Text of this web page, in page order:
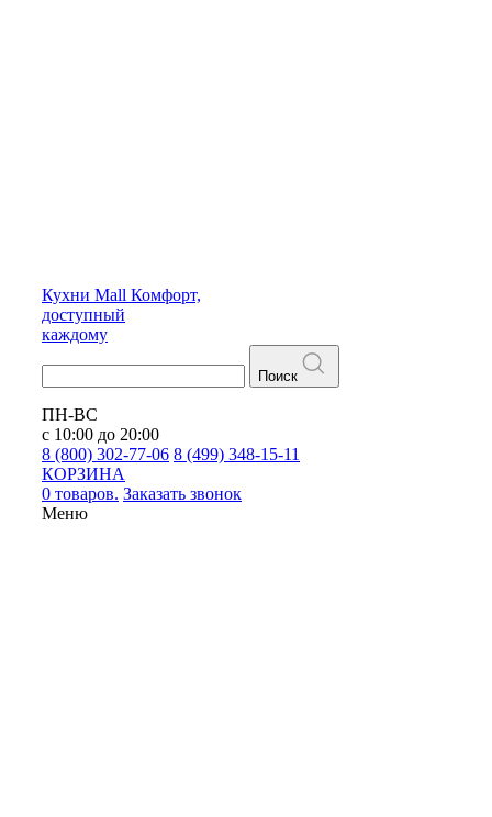
Кухни Mall Комфорт,
доступный
каждому
Поиск
ПН-ВС
с 10:00 до 20:00
8 (800) 302-77-06 8 (499) 348-15-11
КОРЗИНА
0 товаров. Заказать звонок
Меню